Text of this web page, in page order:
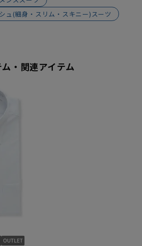
ュ(細身・スリム・スキニー)スーツ
・関連アイテム